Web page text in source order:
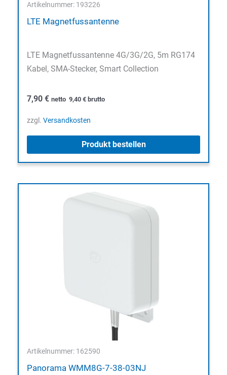
Artikelnummer: 193226
LTE Magnetfussantenne
LTE Magnetfussantenne 4G/3G/2G, 5m RG174
Kabel, SMA-Stecker, Smart Collection
7,90 € netto 9,40 € brutto
zzgl. Versandkosten
Produkt bestellen
Artikelnummer: 162590
Panorama WMM8G-7-38-03NJ